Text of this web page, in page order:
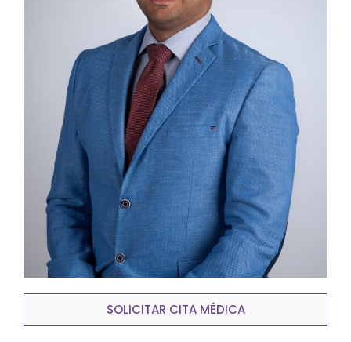
SOLICITAR CITA MÉDICA